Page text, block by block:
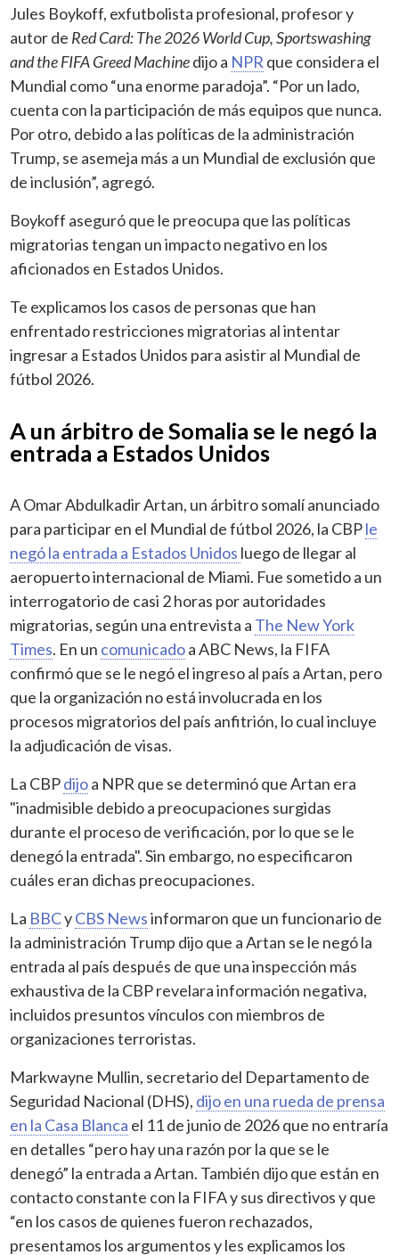
Jules Boykoff, exfutbolista profesional, profesor y
autor de Red Card: The 2026 World Cup, Sportswashing
and the FIFA Greed Machinedijo a NPR que considera el
Mundial como “una enorme paradoja”. “Por un lado,
cuenta con la participación de más equipos que nunca.
Por otro, debido a las políticas de la administración
Trump, se asemeja más a un Mundial de exclusión que
de inclusión”, agregó.
Boykoff aseguró que le preocupa que las políticas
migratorias tengan un impacto negativo en los
aficionados en Estados Unidos.
Te explicamos los casos de personas que han
enfrentado restricciones migratorias al intentar
ingresar a Estados Unidos para asistir al Mundial de
fútbol 2026.
A un árbitro de Somalia se le negó la
entrada a Estados Unidos
A Omar Abdulkadir Artan, un árbitro somalí anunciado
para participar en el Mundial de fútbol 2026, la CBPle
negó la entrada a Estados Unidos luego de llegar al
aeropuerto internacional de Miami. Fue sometido a un
interrogatorio de casi 2 horas por autoridades
migratorias, según una entrevista a The New York
Times. En un comunicadoa ABC News, la FIFA
confirmó que se le negó el ingreso al país a Artan, pero
que la organización no está involucrada en los
procesos migratorios del país anfitrión, lo cual incluye
la adjudicación de visas.
La CBPdijoa NPR que se determinó que Artan era
"inadmisible debido a preocupaciones surgidas
durante el proceso de verificación, por lo que se le
denegó la entrada". Sin embargo, no especificaron
cuáles eran dichas preocupaciones.
La BBCyCBS Newsinformaron que un funcionario de
la administración Trump dijo que a Artan se le negó la
entrada al país después de que una inspección más
exhaustiva de la CBP revelara información negativa,
incluidos presuntos vínculos con miembros de
organizaciones terroristas.
Markwayne Mullin, secretario del Departamento de
Seguridad Nacional (DHS), dijo en una rueda de prensa
en la Casa Blanca el 11 de junio de 2026 que no entraría
en detalles “pero hay una razón por la que se le
denegó” la entrada a Artan. También dijo que están en
contacto constante con la FIFA y sus directivos y que
“en los casos de quienes fueron rechazados,
presentamos los argumentos y les explicamos los